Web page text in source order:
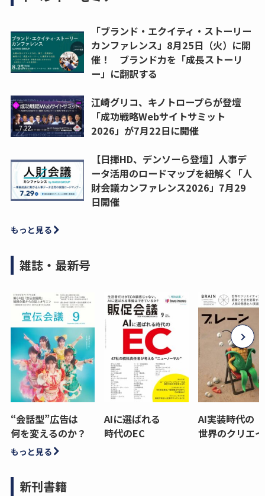
「ブランド・エクイティ・ストーリー
カンファレンス」8月25日（火）に開
催！ ブランド力を「成長ストーリ
ー」に翻訳する
江崎グリコ、キノトロープらが登壇
「成功戦略Webサイトサミット
2026」が7月22日に開催
【日揮HD、デンソーら登壇】人事デ
ータ活用のロードマップを紐解く「人
財会議カンファレンス2026」7月29
日開催
もっと見る
雑誌・最新号
“会話型”広告は
何を変えるのか？
AIに選ばれる
時代のEC
AI実装時代の
世界のクリエ
もっと見る
新刊書籍